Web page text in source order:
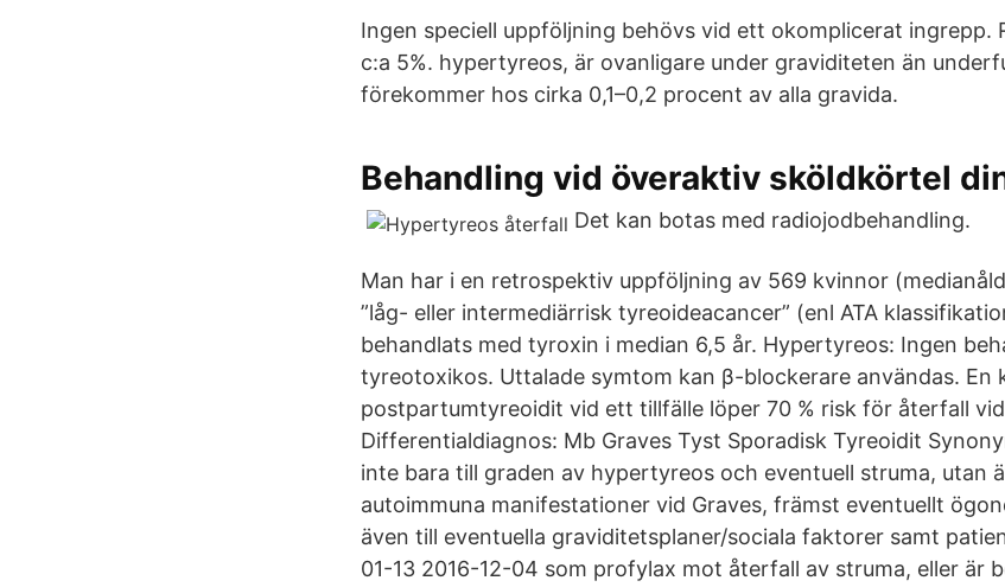
Ingen speciell uppföljning behövs vid ett okomplicerat ingrepp.
c:a 5%. hypertyreos, är ovanligare under graviditeten än
förekommer hos cirka 0,1–0,2 procent av alla gravida.
Behandling vid överaktiv sköldkörtel
Det kan botas med radiojodbehandling.
Man har i en retrospektiv uppföljning av 569 kvinnor
”låg- eller intermediärrisk tyreoideacancer” (enl ATA
behandlats med tyroxin i median 6,5 år. Hypertyreos: Ingen
tyreotoxikos. Uttalade symtom kan β-blockerare användas. En
postpartumtyreoidit vid ett tillfälle löper 70 % risk för återfall
Differentialdiagnos: Mb Graves Tyst Sporadisk Tyreoidit
inte bara till graden av hypertyreos och eventuell struma, utan
autoimmuna manifestationer vid Graves, främst eventuellt
även till eventuella graviditetsplaner/sociala faktorer samt
01-13 2016-12-04 som profylax mot återfall av struma, eller är